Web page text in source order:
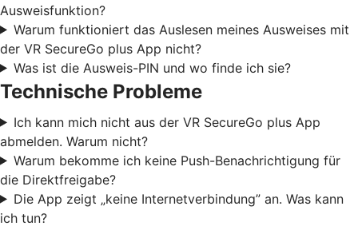
Ausweisfunktion?
Warum funktioniert das Auslesen meines Ausweises mit
der VR SecureGo plus App nicht?
Was ist die Ausweis-PIN und wo finde ich sie?
Technische Probleme
Ich kann mich nicht aus der VR SecureGo plus App
abmelden. Warum nicht?
Warum bekomme ich keine Push-Benachrichtigung für
die Direktfreigabe?
Die App zeigt „keine Internetverbindung” an. Was kann
ich tun?